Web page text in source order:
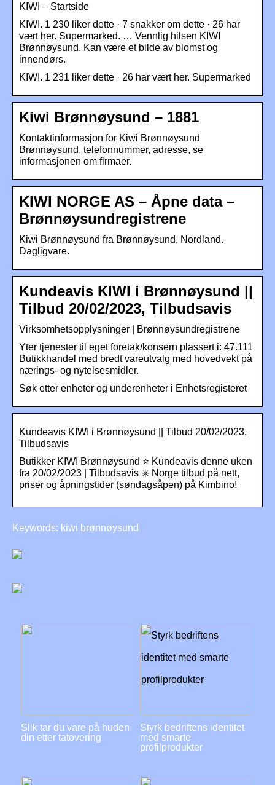
KIWI – Startside
KIWI. 1 230 liker dette · 7 snakker om dette · 26 har
vært her. Supermarked. … Vennlig hilsen KIWI
Brønnøysund. Kan være et bilde av blomst og
innendørs.
KIWI. 1 231 liker dette · 26 har vært her. Supermarked
Kiwi Brønnøysund – 1881
Kontaktinformasjon for Kiwi Brønnøysund
Brønnøysund, telefonnummer, adresse, se
informasjonen om firmaer.
KIWI NORGE AS – Åpne data –
Brønnøysundregistrene
Kiwi Brønnøysund fra Brønnøysund, Nordland.
Dagligvare.
Kundeavis KIWI i Brønnøysund ||
Tilbud 20/02/2023, Tilbudsavis
Virksomhetsopplysninger | Brønnøysundregistrene
Yter tjenester til eget foretak/konsern plassert i: 47.111
Butikkhandel med bredt vareutvalg med hovedvekt på
nærings- og nytelsesmidler.
Søk etter enheter og underenheter i Enhetsregisteret
Kundeavis KIWI i Brønnøysund || Tilbud 20/02/2023,
Tilbudsavis
Butikker KIWI Brønnøysund ⭐ Kundeavis denne uken
fra 20/02/2023 | Tilbudsavis ✳️ Norge tilbud på nett,
priser og åpningstider (søndagsåpen) på Kimbino!
Keywords: kiwi brønnøysund
Slik tar du vare på huden
din etter tatovering
Styrk bedriftens identitet
med smarte
profilprodukter